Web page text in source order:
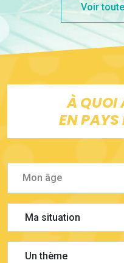
Voir
À QUOI
EN PAYS